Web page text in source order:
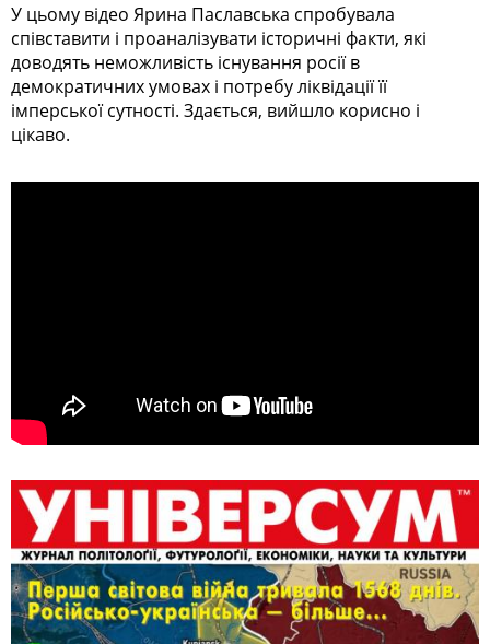
У цьому відео Ярина Паславська спробувала
співставити і проаналізувати історичні факти, які
доводять неможливість існування росії в
демократичних умовах і потребу ліквідації її
імперської сутності. Здається, вийшло корисно і
цікаво.